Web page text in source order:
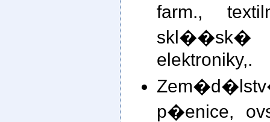
farm.,
elektroniky,.
p�enice,